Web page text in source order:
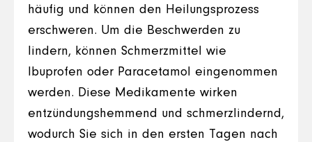
häufig und können den Heilungsprozess
erschweren. Um die Beschwerden zu
lindern, können Schmerzmittel wie
Ibuprofen oder Paracetamol eingenommen
werden. Diese Medikamente wirken
entzündungshemmend und schmerzlindernd,
wodurch Sie sich in den ersten Tagen nach